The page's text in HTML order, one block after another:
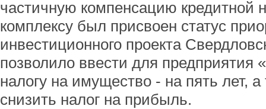
частичную компенсацию кредитной
комплексу был присвоен статус
инвестиционного проекта
позволило ввести для предприятия
налогу на имущество - на пять лет,
снизить налог на прибыль.